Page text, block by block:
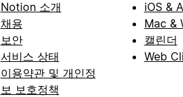
Notion 소개
채용
보안
서비스 상태
이용약관 및 개인정
보 보호정책
iOS &
Mac &
캘린더
Web